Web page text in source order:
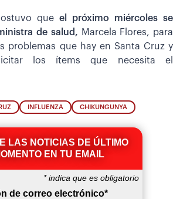
que el próximo miércoles se
de salud, Marcela Flores, para
problemas que hay en Santa Cruz y
los ítems que necesita el
INFLUENZA CHIKUNGUNYA
LAS NOTICIAS DE ÚLTIMO
EN TU EMAIL
*indica que es obligatorio
de correo electrónico*